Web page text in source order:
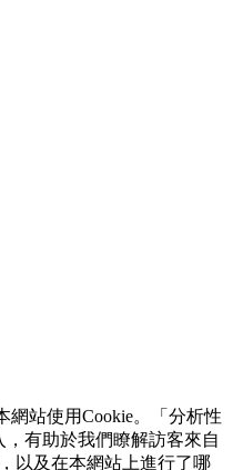
網站使用Cookie。「分析性
，有助於我們瞭解訪客來自
以及在本網站上進行了哪